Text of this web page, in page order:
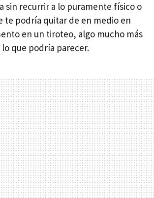
sin recurrir a lo puramente físico o
te podría quitar de en medio en
en un tiroteo, algo mucho más
que podría parecer.